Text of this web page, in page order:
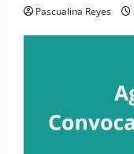
Pascualina Reyes